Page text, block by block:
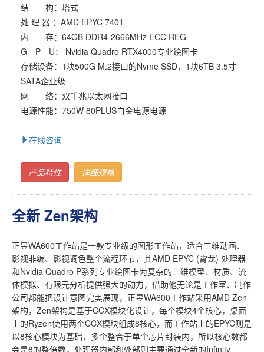
结 构：塔式
处 理 器 ：AMD EPYC 7401
内 存：64GB DDR4-2666MHz ECC REG
G P U： Nvidia Quadro RTX4000专业绘图卡
存储设备：1块500G M.2接口的Nvme SSD，1块6TB 3.5寸
SATA企业级
网 络：双千兆以太网接口
电源性能：750W 80PLUS白金电源电源
在线咨询
产品特性 详细规格
全新 Zen架构
正昱WA600工作站是一款专业级的图形工作站，适合三维动画、
影视非编、影视调色整个流程环节，其AMD EPYC (霄龙) 处理器
和Nvidia Quadro P系列专业绘图卡为复杂的三维模型、材质、流
体模拟、有限元分析提供强大的动力，借助他无论是工作室、制作
公司都能把设计意图完美展现，正昱WA600工作站采用AMD Zen
架构，Zen架构是基于CCX模块化设计，每个模块4个核心，桌面
上的Ryzen使用两个CCX模块组成8核心，而工作站上的EPYC则是
以8核心模块为基础，多个整合于单个芯片封装内，所以核心数都
会是8的整倍数，处理器内部和外部则主要通过全新的Infinity